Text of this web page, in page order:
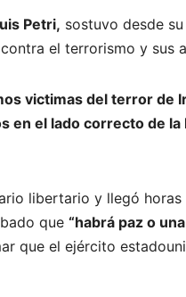
Petri, sostuvo desde
el terrorismo y sus
victimas del terror de
en el lado correcto de
libertario y llegó
que “habrá paz o
que el ejército